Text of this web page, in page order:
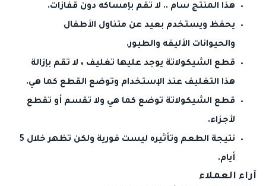
هذا المنتج سام .. لا تقم بإمساكه دون قفازات.
يحفظ ويستخدم بعيد عن متناول الأطفال
والحيوانات الأليفه والطيور.
قطع الشيكولاتة يوجد عليها تغليف ، لا تقم بإزالة
هذا التغليف عند الإستخدام وتوضع القطع كما هي.
قطع الشيكولاتة توضع كما هي ولا تقسم أو تقطع
لأجزاء.
نتيجة الطعم وتأثيره ليست فورية ولكن تظهر خلال 5
أيام.
آراء العملاء